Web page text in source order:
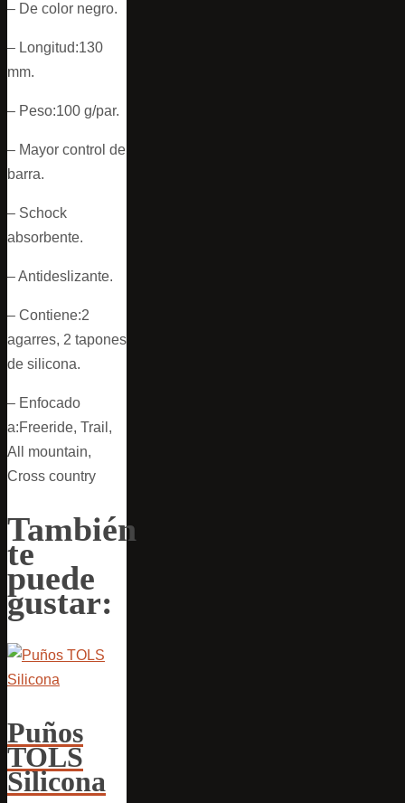
– De color negro.
– Longitud:130
mm.
– Peso:100 g/par.
– Mayor control de
barra.
– Schock
absorbente.
– Antideslizante.
– Contiene:2
agarres, 2 tapones
de silicona.
– Enfocado
a:Freeride, Trail,
All mountain,
Cross country
También
te
puede
gustar:
Puños
TOLS
Silicona